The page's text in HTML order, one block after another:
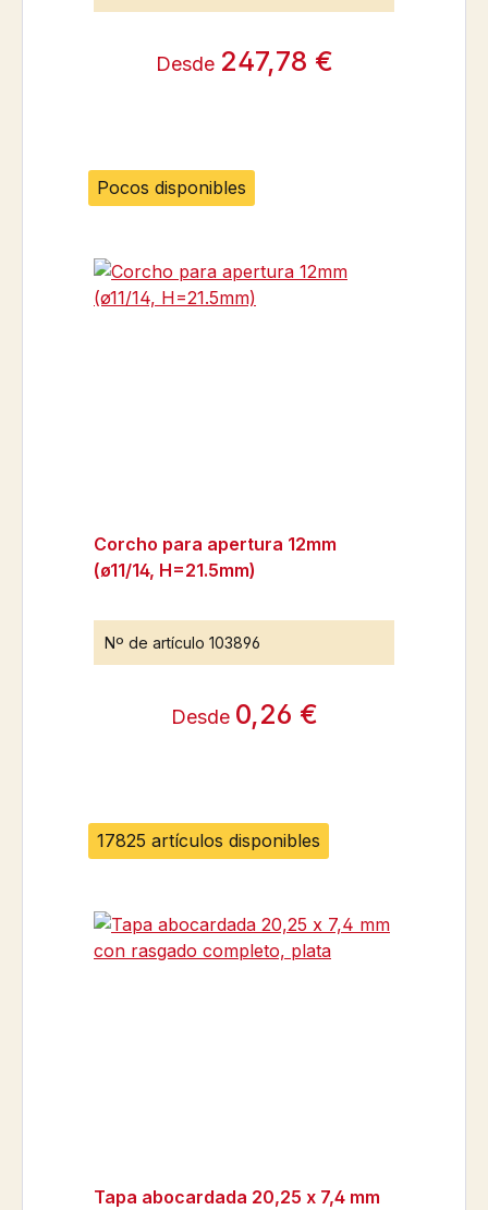
Pocos disponibles
Desde 247,78 €
17825 artículos disponibles
Corcho para apertura 12mm
(ø11/14, H=21.5mm)
Nº de artículo 103896
Desde 0,26 €
Tapa abocardada 20,25 x 7,4 mm